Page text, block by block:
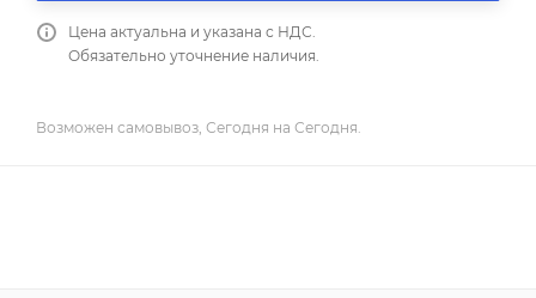
Цена актуальна и указана с НДС.
Обязательно уточнение наличия.
Возможен самовывоз, Сегодня на Сегодня.